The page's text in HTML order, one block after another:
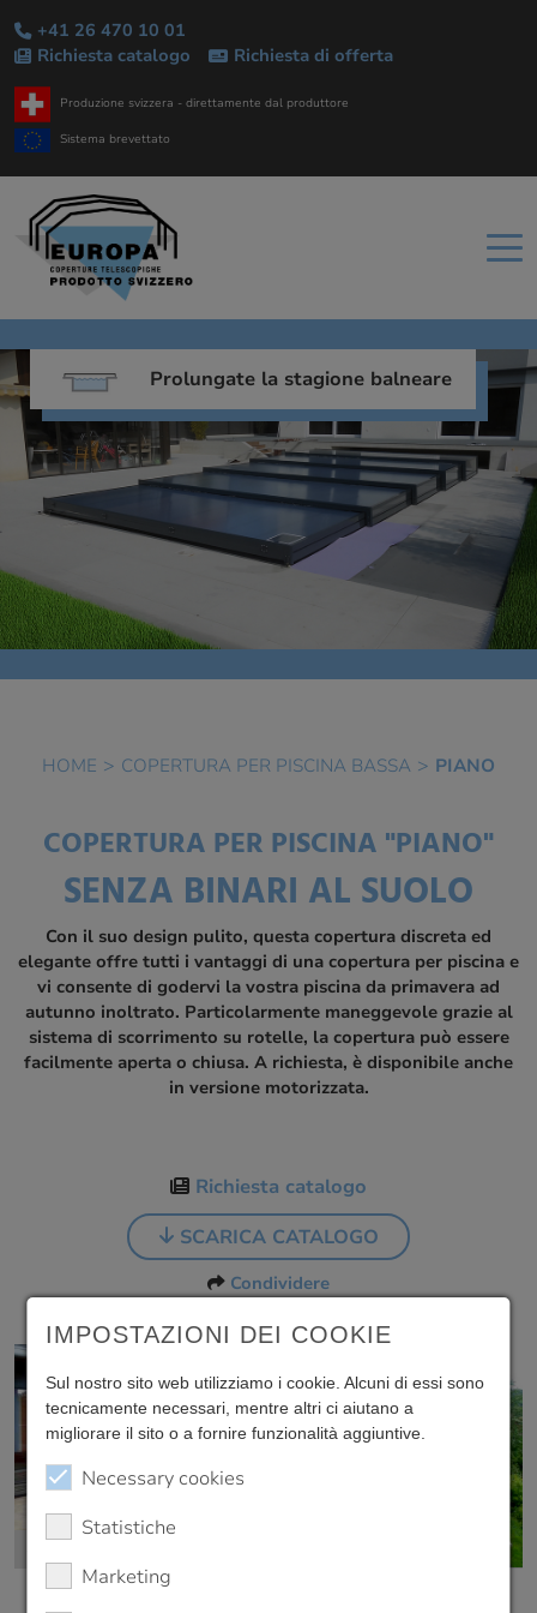
+41 26 470 10 01
Richiesta catalogo
Richiesta di offerta
Produzione svizzera - direttamente dal produttore
Sistema brevettato
Prolungate la stagione balneare
HOME COPERTURA PER PISCINA BASSA PIANO
COPERTURA PER PISCINA "PIANO"
SENZA BINARI AL SUOLO
Con il suo design pulito, questa copertura discreta ed
elegante offre tutti i vantaggi di una copertura per piscina e
vi consente di godervi la vostra piscina da primavera ad
autunno inoltrato. Particolarmente maneggevole grazie al
sistema di scorrimento su rotelle, la copertura può essere
facilmente aperta o chiusa. A richiesta, è disponibile anche
in versione motorizzata.
Richiesta catalogo
SCARICA CATALOGO
Condividere
IMPOSTAZIONI DEI COOKIE
Sul nostro sito web utilizziamo i cookie. Alcuni di essi sono
tecnicamente necessari, mentre altri ci aiutano a
migliorare il sito o a fornire funzionalità aggiuntive.
Necessary cookies
Statistiche
Marketing